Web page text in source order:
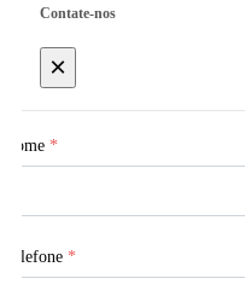
Contate-nos
×
Nome *
Telefone *